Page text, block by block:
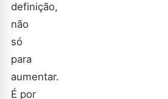
definição,
não
só
para
aumentar.
É por